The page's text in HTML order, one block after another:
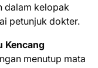
dalam kelopak
petunjuk dokter.
Kencang
menutup mata